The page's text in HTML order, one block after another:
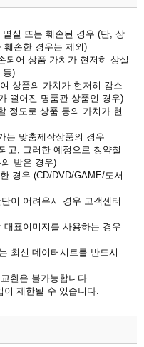
실 또는 훼손된 경우 (단, 상
훼손한 경우는 제외)
되어 상품 가치가 현저히 상실
등)
상품의 가치가 현저히 감소
떨어진 명품관 상품인 경우)
정도로 상품 등의 가치가 현
는 맞춤제작상품의 경우
고, 그러한 예정으로 청약철
받은 경우)
경우 (CD/DVD/GAME/도서
이 어려우시 경우 고객센터
표이미지를 사용하는 경우
최신 데이터시트를 반드시
환은 불가능합니다.
이 제한될 수 있습니다.